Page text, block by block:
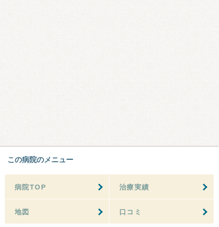
この病院のメニュー
病院TOP 治療実績
地図 口コミ